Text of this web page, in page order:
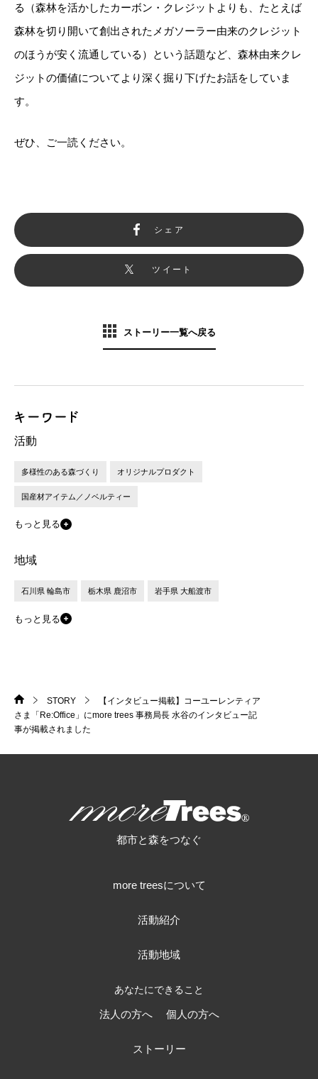
る（森林を活かしたカーボン・クレジットよりも、たとえば
森林を切り開いて創出されたメガソーラー由来のクレジット
のほうが安く流通している）という話題など、森林由来クレ
ジットの価値についてより深く掘り下げたお話をしていま
す。
ぜひ、ご一読ください。
シェア
ツイート
ストーリー一覧へ戻る
活動
多様性のある森づくり オリジナルプロダクト
国産材アイテム／ノベルティー
もっと見る
地域
石川県 輪島市 栃木県 鹿沼市 岩手県 大船渡市
もっと見る
HOME
>
STORY
>
【インタビュー掲載】コーユーレンティア
さま「Re:Office」にmore trees 事務局長 水谷のインタビュー記
事が掲載されました
都市と森をつなぐ
more treesについて
活動紹介
活動地域
あなたにできること
法人の方へ 個人の方へ
ストーリー